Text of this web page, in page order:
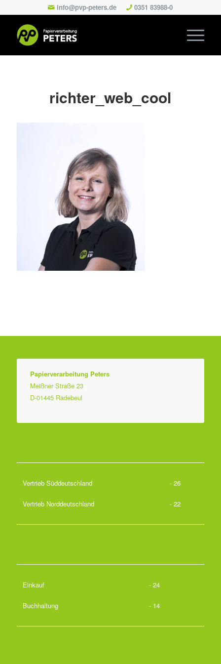
info@pvp-peters.de 0351 83988-0
richter_web_cool
Papierverarbeitung Peters
Meißner Straße 23
D-01445 Radebeul
Vertrieb Süddeutschland - 26
Vertrieb Norddeutschland - 22
Einkauf - 24
Buchhaltung - 14